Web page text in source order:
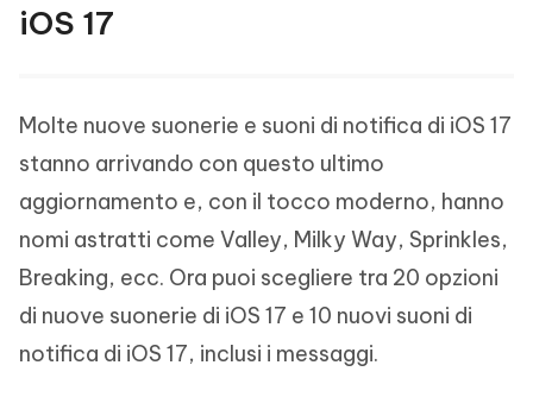
iOS 17
Molte nuove suonerie e suoni di notifica di iOS 17
stanno arrivando con questo ultimo
aggiornamento e, con il tocco moderno, hanno
nomi astratti come Valley, Milky Way, Sprinkles,
Breaking, ecc. Ora puoi scegliere tra 20 opzioni
di nuove suonerie di iOS 17 e 10 nuovi suoni di
notifica di iOS 17, inclusi i messaggi.